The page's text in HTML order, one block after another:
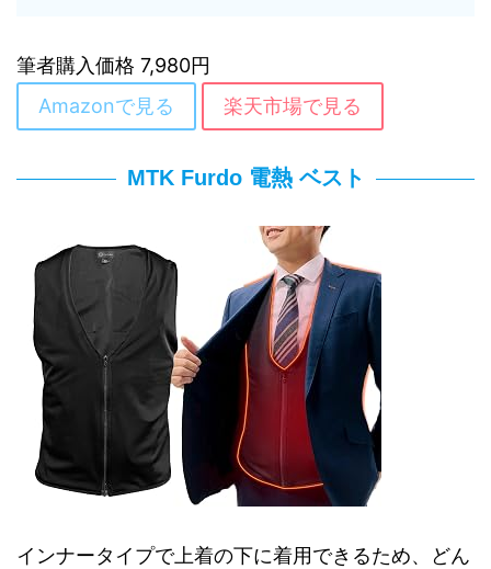
筆者購入価格 7,980円
Amazonで見る
楽天市場で見る
MTK Furdo 電熱 ベスト
インナータイプで上着の下に着用できるため、どん